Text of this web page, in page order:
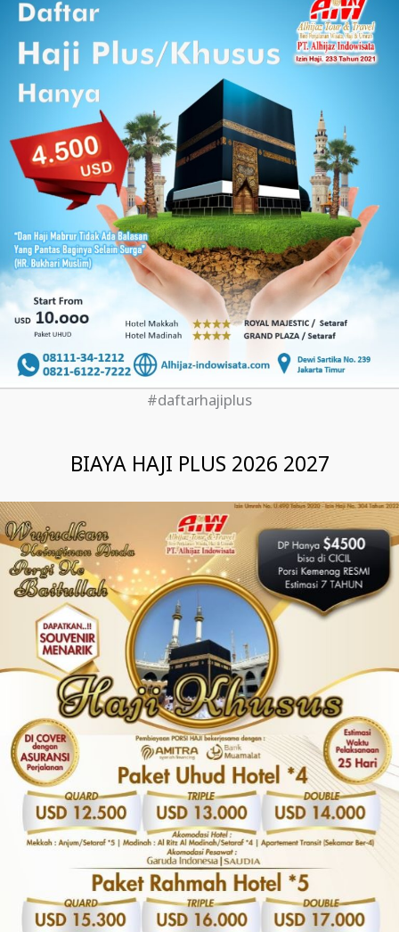
#daftarhajiplus
BIAYA HAJI PLUS 2026 2027